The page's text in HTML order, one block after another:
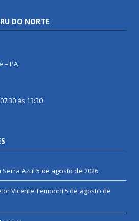
DO NORTE
– PA
às 13:30
Serra Azul 5 de agosto de 2026
Vicente Temponi 5 de agosto de